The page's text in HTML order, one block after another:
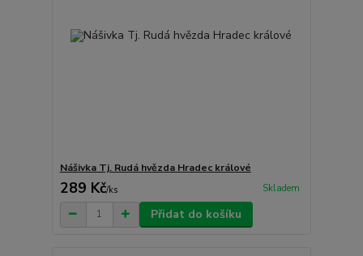
Nášivka Tj. Rudá hvězda Hradec králové
289 Kč/ks Skladem
Přidat do košíku